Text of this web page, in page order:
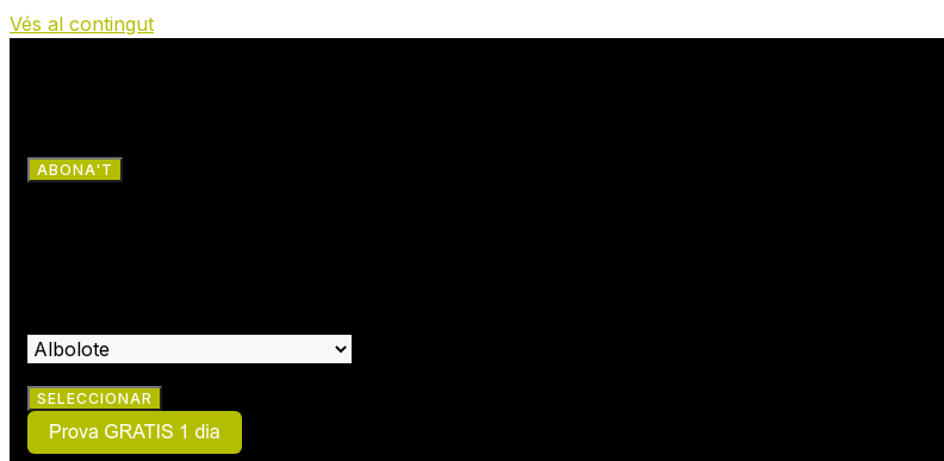
Vés al contingut
ABONA'T